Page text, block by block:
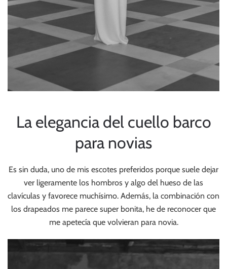
La elegancia del cuello barco
para novias
Es sin duda, uno de mis escotes preferidos porque suele dejar
ver ligeramente los hombros y algo del hueso de las
clavículas y favorece muchísimo. Además, la combinación con
los drapeados me parece super bonita, he de reconocer que
me apetecía que volvieran para novia.